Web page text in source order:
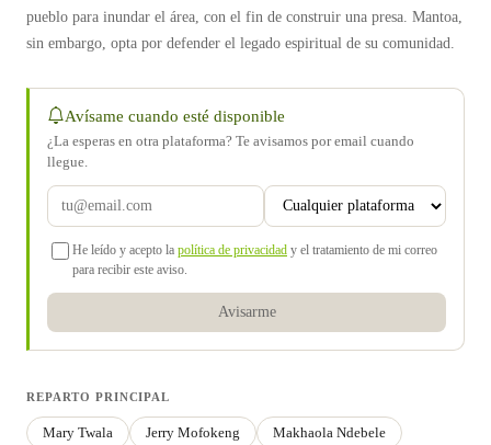
pueblo para inundar el área, con el fin de construir una presa. Mantoa,
sin embargo, opta por defender el legado espiritual de su comunidad.
Avísame cuando esté disponible
¿La esperas en otra plataforma? Te avisamos por email cuando
llegue.
He leído y acepto la política de privacidad y el tratamiento de mi correo
para recibir este aviso.
Avisarme
REPARTO PRINCIPAL
Mary Twala Jerry Mofokeng
Makhaola Ndebele